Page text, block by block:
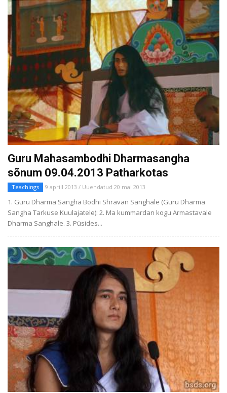
Guru Mahasambodhi Dharmasangha
sõnum 09.04.2013 Patharkotas
Teachings 9 aprill 2013 / Uuendatud 20 mai 2013
1. Guru Dharma Sangha Bodhi Shravan Sanghale (Guru Dharma
Sangha Tarkuse Kuulajatele): 2. Ma kummardan kogu Armastavale
Dharma Sanghale. 3. Püsides...